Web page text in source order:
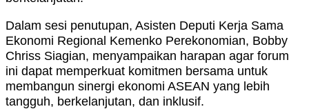
Dalam sesi penutupan, Asisten Deputi Kerja Sama
Ekonomi Regional Kemenko Perekonomian, Bobby
Chriss Siagian, menyampaikan harapan agar forum
ini dapat memperkuat komitmen bersama untuk
membangun sinergi ekonomi ASEAN yang lebih
tangguh, berkelanjutan, dan inklusif.